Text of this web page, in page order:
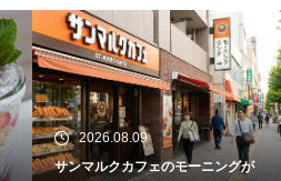
2026.08.09
サンマルクカフェのモーニングが